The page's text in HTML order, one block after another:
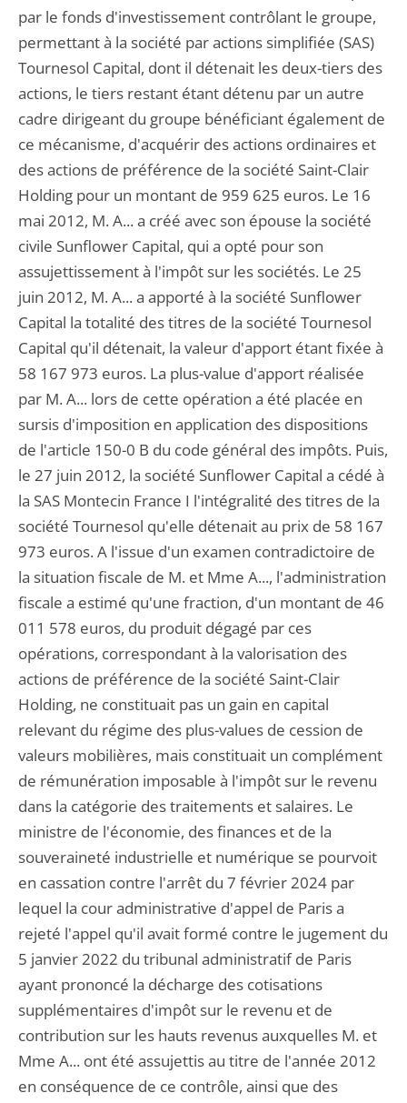
par le fonds d'investissement contrôlant le groupe,
permettant à la société par actions simplifiée (SAS)
Tournesol Capital, dont il détenait les deux-tiers des
actions, le tiers restant étant détenu par un autre
cadre dirigeant du groupe bénéficiant également de
ce mécanisme, d'acquérir des actions ordinaires et
des actions de préférence de la société Saint-Clair
Holding pour un montant de 959 625 euros. Le 16
mai 2012, M. A... a créé avec son épouse la société
civile Sunflower Capital, qui a opté pour son
assujettissement à l'impôt sur les sociétés. Le 25
juin 2012, M. A... a apporté à la société Sunflower
Capital la totalité des titres de la société Tournesol
Capital qu'il détenait, la valeur d'apport étant fixée à
58 167 973 euros. La plus-value d'apport réalisée
par M. A... lors de cette opération a été placée en
sursis d'imposition en application des dispositions
de l'article 150-0 B du code général des impôts. Puis,
le 27 juin 2012, la société Sunflower Capital a cédé à
la SAS Montecin France I l'intégralité des titres de la
société Tournesol qu'elle détenait au prix de 58 167
973 euros. A l'issue d'un examen contradictoire de
la situation fiscale de M. et Mme A..., l'administration
fiscale a estimé qu'une fraction, d'un montant de 46
011 578 euros, du produit dégagé par ces
opérations, correspondant à la valorisation des
actions de préférence de la société Saint-Clair
Holding, ne constituait pas un gain en capital
relevant du régime des plus-values de cession de
valeurs mobilières, mais constituait un complément
de rémunération imposable à l'impôt sur le revenu
dans la catégorie des traitements et salaires. Le
ministre de l'économie, des finances et de la
souveraineté industrielle et numérique se pourvoit
en cassation contre l'arrêt du 7 février 2024 par
lequel la cour administrative d'appel de Paris a
rejeté l'appel qu'il avait formé contre le jugement du
5 janvier 2022 du tribunal administratif de Paris
ayant prononcé la décharge des cotisations
supplémentaires d'impôt sur le revenu et de
contribution sur les hauts revenus auxquelles M. et
Mme A... ont été assujettis au titre de l'année 2012
en conséquence de ce contrôle, ainsi que des